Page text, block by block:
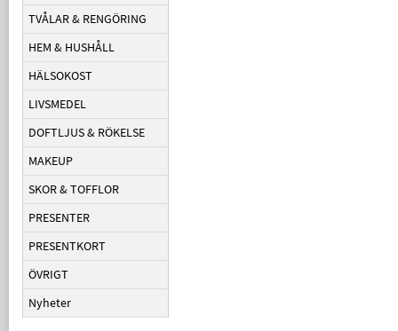
TVÅLAR & RENGÖRING
HEM & HUSHÅLL
HÄLSOKOST
LIVSMEDEL
DOFTLJUS & RÖKELSE
MAKEUP
SKOR & TOFFLOR
PRESENTER
PRESENTKORT
ÖVRIGT
Nyheter